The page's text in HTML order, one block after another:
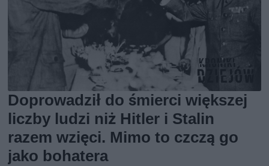
Doprowadził do śmierci większej
liczby ludzi niż Hitler i Stalin
razem wzięci. Mimo to czczą go
jako bohatera